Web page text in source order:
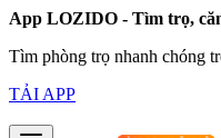
App LOZIDO - Tìm trọ,
Tìm phòng trọ nhanh chóng
TẢI APP